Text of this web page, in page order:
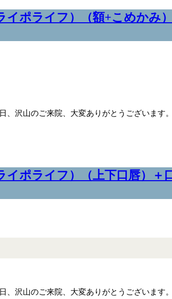
イポライフ）（額+こめかみ
沢山のご来院、大変ありがとうございます
ポライフ）（上下口唇）
沢山のご来院、大変ありがとうございます